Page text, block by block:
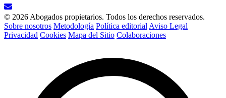
© 2026 Abogados propietarios. Todos los derechos reservados.
Sobre nosotros Metodología Política editorial Aviso Legal
Privacidad Cookies Mapa del Sitio Colaboraciones